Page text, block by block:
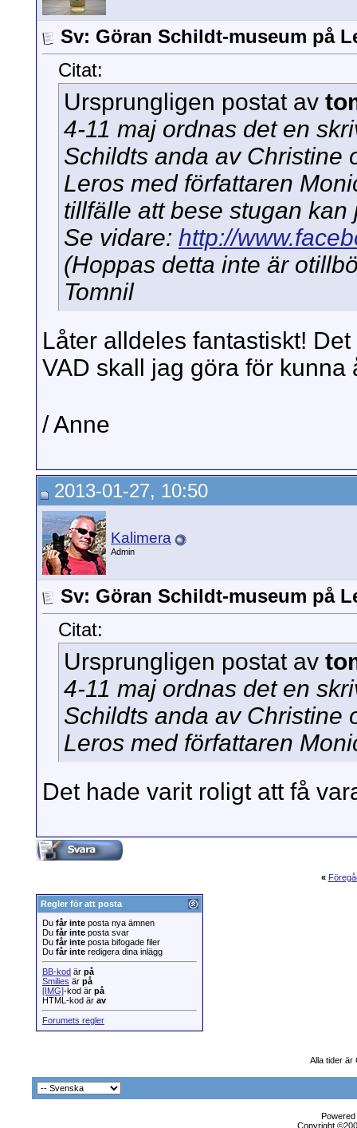
Sv: Göran Schildt-museum på
Citat:
Ursprungligen postat av
4-11 maj ordnas det en
Schildts anda av Christine
Leros med författaren
tillfälle att bese stugan kan
Se vidare: http://
(Hoppas detta inte är
Tomnil
Låter alldeles fantastiskt!
VAD skall jag göra för
/ Anne
2013-01-27, 10:50
Kalimera
Admin
Sv: Göran Schildt-museum på
Citat:
Ursprungligen postat av
4-11 maj ordnas det en
Schildts anda av Christine
Leros med författaren
Det hade varit roligt att få
«
Regler för att posta
Du får inte posta nya ämnen
Du får inte posta svar
Du får inte posta bifogade filer
Du får inte redigera dina inlägg
BB-kod är på
Smilies är på
[IMG]-kod är på
HTML-kod är av
Forumets regler
Alla tider är
Copyright